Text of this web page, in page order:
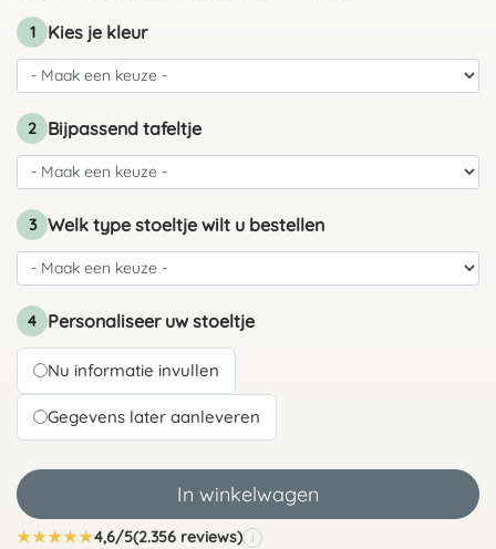
1 Kies je kleur
2 Bijpassend tafeltje
3 Welk type stoeltje wilt u bestellen
4 Personaliseer uw stoeltje
Nu informatie invullen
Gegevens later aanleveren
In winkelwagen
★★★★★4,6/5(2.356 reviews) i